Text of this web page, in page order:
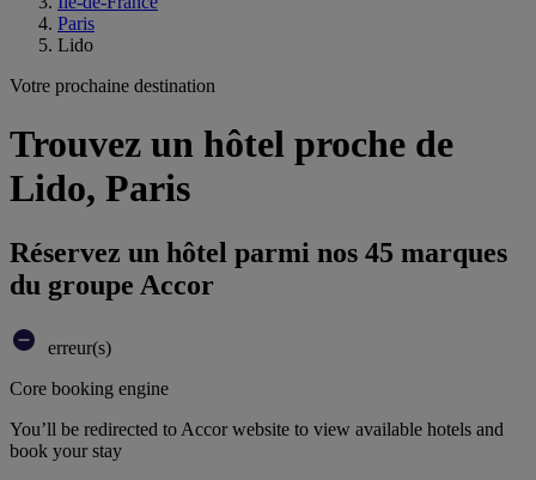
Paris
Lido
Votre prochaine destination
Trouvez un hôtel proche de
Lido, Paris
Réservez un hôtel parmi nos 45 marques
du groupe Accor
erreur(s)
Core booking engine
You’ll be redirected to Accor website to view available hotels and
book your stay